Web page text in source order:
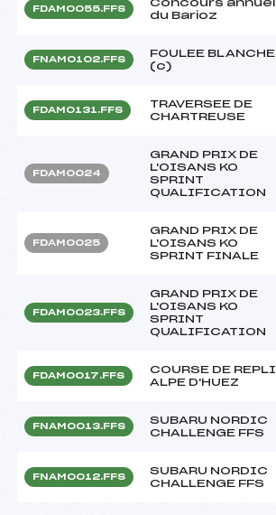
FDAM0055.FFS
Concours annuel
du Barioz
FNAM0102.FFS
FOULEE BLANCHE
(c)
FDAM0131.FFS
TRAVERSEE DE
CHARTREUSE
FDAM0024
GRAND PRIX DE
L'OISANS KO
SPRINT
QUALIFICATION
FDAM0025
GRAND PRIX DE
L'OISANS KO
SPRINT FINALE
FDAM0023.FFS
GRAND PRIX DE
L'OISANS KO
SPRINT
QUALIFICATION
FDAM0017.FFS
COURSE DE REPLI
ALPE D'HUEZ
FNAM0013.FFS
SUBARU NORDIC
CHALLENGE FFS
FNAM0012.FFS
SUBARU NORDIC
CHALLENGE FFS